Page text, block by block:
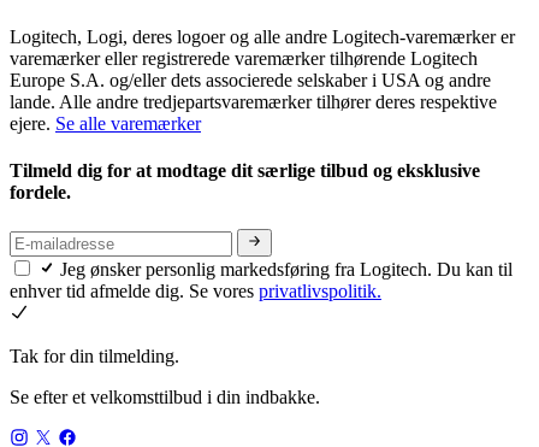
Logitech, Logi, deres logoer og alle andre Logitech-varemærker er
varemærker eller registrerede varemærker tilhørende Logitech
Europe S.A. og/eller dets associerede selskaber i USA og andre
lande. Alle andre tredjepartsvaremærker tilhører deres respektive
ejere. Se alle varemærker
Tilmeld dig for at modtage dit særlige tilbud og eksklusive
fordele.
Jeg ønsker personlig markedsføring fra Logitech. Du kan til
enhver tid afmelde dig. Se vores privatlivspolitik.
Tak for din tilmelding.
Se efter et velkomsttilbud i din indbakke.